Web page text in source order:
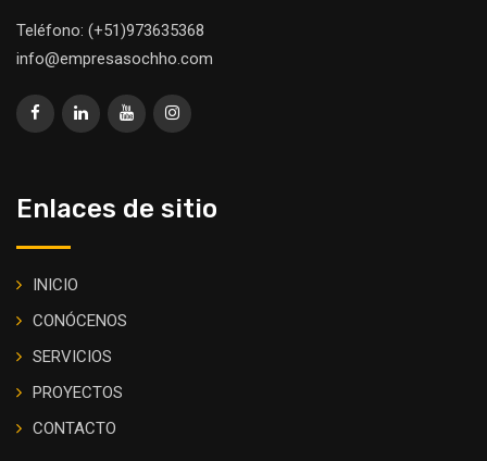
Teléfono: (+51)973635368
info@empresasochho.com
Enlaces de sitio
INICIO
CONÓCENOS
SERVICIOS
PROYECTOS
CONTACTO